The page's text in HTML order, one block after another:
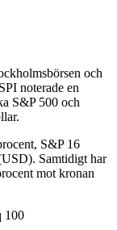
och
noterade en
S&P 500 och
S&P 16
Samtidigt har
mot kronan
100